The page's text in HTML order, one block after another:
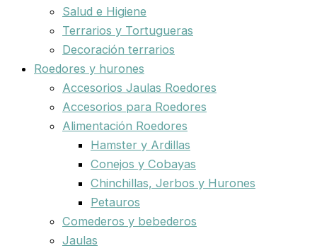
Salud e Higiene
Terrarios y Tortugueras
Decoración terrarios
Roedores y hurones
Accesorios Jaulas Roedores
Accesorios para Roedores
Alimentación Roedores
Hamster y Ardillas
Conejos y Cobayas
Chinchillas, Jerbos y Hurones
Petauros
Comederos y bebederos
Jaulas